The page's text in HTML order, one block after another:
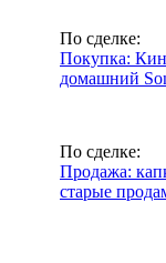
По сделке:
Покупка:
домашний
По сделке:
Продажа:
старые